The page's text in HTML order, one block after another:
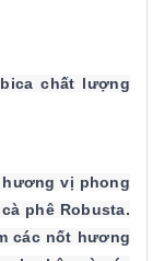
chất lượng
vị phong
phê Robusta.
các nốt hương